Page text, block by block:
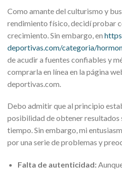
Como amante del culturismo y
rendimiento físico, decidí probar
crecimiento. Sin embargo, en
deportivas.com/categoria/
de acudir a fuentes confiables y
comprarla en línea en la página
deportivas.com.
Debo admitir que al principio
posibilidad de obtener resultados
tiempo. Sin embargo, mi
por una serie de problemas y
Falta de autenticidad: